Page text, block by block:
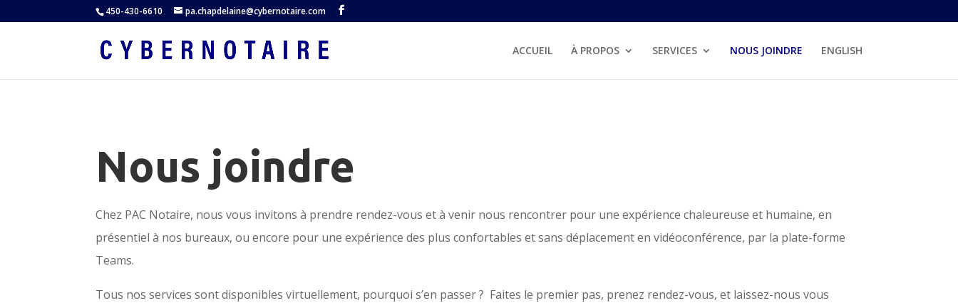
450-430-6610 pa.chapdelaine@cybernotaire.com
ACCUEIL À PROPOS SERVICES NOUS JOINDRE ENGLISH
Nous joindre
Chez PAC Notaire, nous vous invitons à prendre rendez-vous et à venir nous rencontrer pour une expérience chaleureuse et humaine, en
présentiel à nos bureaux, ou encore pour une expérience des plus confortables et sans déplacement en vidéoconférence, par la plate-forme
Teams.
Tous nos services sont disponibles virtuellement, pourquoi s’en passer ? Faites le premier pas, prenez rendez-vous, et laissez-nous vous